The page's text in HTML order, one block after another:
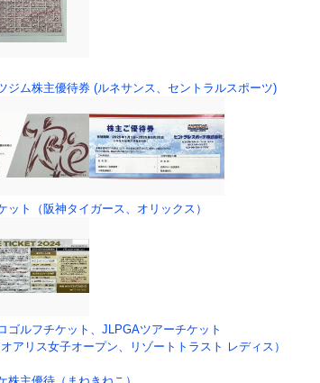
ジム株主優待券 (ルネサンス、セントラルスポーツ)
ット（阪神タイガース、オリックス）
ゴルフチケット、JLPGAツアーチケット
オアリス女子オープン、リゾートトラスト レディス）